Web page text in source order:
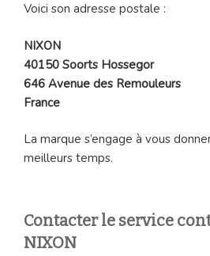
Voici son adresse postale :
NIXON
40150 Soorts Hossegor
646 Avenue des Remouleurs
France
La marque s’engage à vous
meilleurs temps.
Contacter le service
NIXON